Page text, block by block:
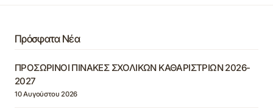
Πρόσφατα Νέα
ΠΡΟΣΩΡΙΝΟΙ ΠΙΝΑΚΕΣ ΣΧΟΛΙΚΩΝ ΚΑΘΑΡΙΣΤΡΙΩΝ 2026-
2027
10 Αυγούστου 2026